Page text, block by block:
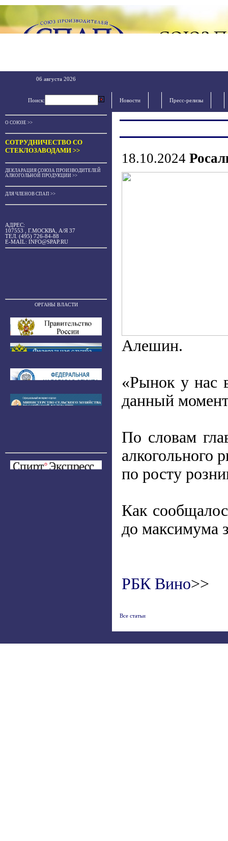
06 августа 2026
Поиск: Новости Пресс-релизы
О СОЮЗЕ >>
СОТРУДНИЧЕСТВО СО
СТЕКЛОЗАВОДАМИ >>
ДЕКЛАРАЦИЯ СОЮЗА ПРОИЗВОДИТЕЛЕЙ
АЛКОГОЛЬНОЙ ПРОДУКЦИИ >>
ДЛЯ ЧЛЕНОВ СПАП >>
АДРЕС:
107553 , Г.МОСКВА, А/Я 37
ТЕЛ. (495) 726-84-88
E-MAIL: INFO@SPAP.RU
ОРГАНЫ ВЛАСТИ
18.10.2024
Алешин.
«Рынок у нас
данный
По словам
алкогольного
по росту
Как
до максимума
РБК Вино>>
Все статьи